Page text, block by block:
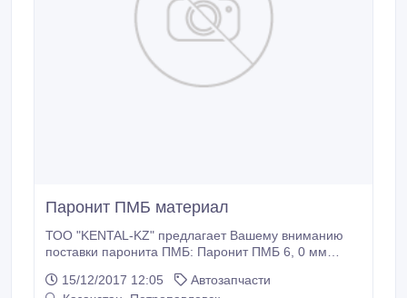
Паронит ПМБ материал
ТОО "KENTAL-KZ" предлагает Вашему вниманию
поставки паронита ПМБ: Паронит ПМБ 6, 0 мм
Паронит ПМБ 4, 0 мм ГОСТ 481-80 Паронит ПМБ 3,
15/12/2017 12:05
Автозапчасти